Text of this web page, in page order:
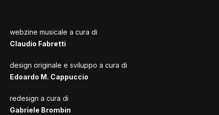
webzine musicale a cura di
Claudio Fabretti
design originale e sviluppo a cura di
Edoardo M. Cappuccio
redesign a cura di
Gabriele Brombin